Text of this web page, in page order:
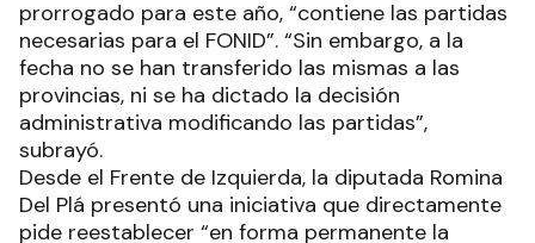
prorrogado para este año, “contiene las partidas
necesarias para el FONID”. “Sin embargo, a la
fecha no se han transferido las mismas a las
provincias, ni se ha dictado la decisión
administrativa modificando las partidas”,
subrayó.
Desde el Frente de Izquierda, la diputada Romina
Del Plá presentó una iniciativa que directamente
pide reestablecer “en forma permanente la